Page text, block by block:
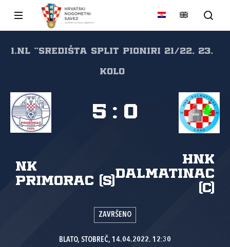
1.NL "SREDIŠTA SPLIT Pioniri 21/22, 23.
kolo
NK
Primorac (S)
HNK
Dalmatinac
(C)
5 : 0
ZAVRŠENO
BLATO, STOBREČ, 14.04.2022. 12:30